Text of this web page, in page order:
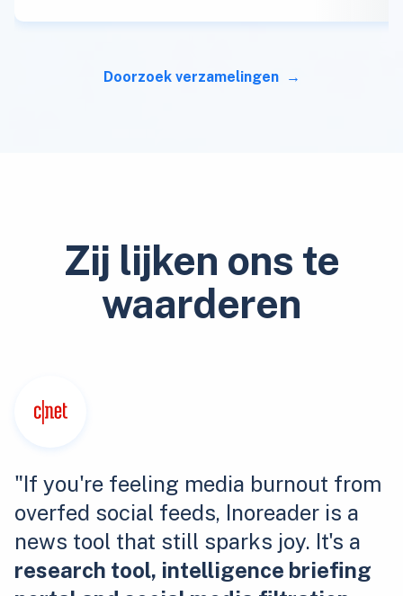
Doorzoek verzamelingen
Zij lijken ons te
waarderen
"If you're feeling media burnout from
overfed social feeds, Inoreader is a
news tool that still sparks joy. It's a
research tool, intelligence briefing